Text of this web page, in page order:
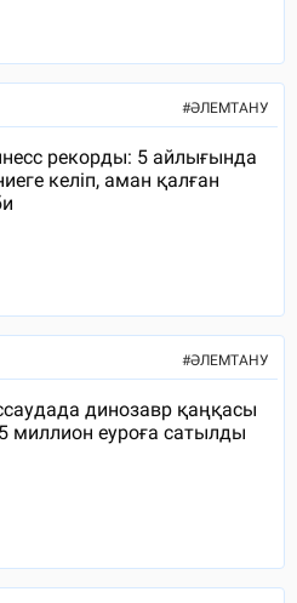
#ӘЛЕМТАНУ
рекорды: 5 айлығында
келіп, аман қалған
#ӘЛЕМТАНУ
динозавр қаңқасы
миллион еуроға сатылды